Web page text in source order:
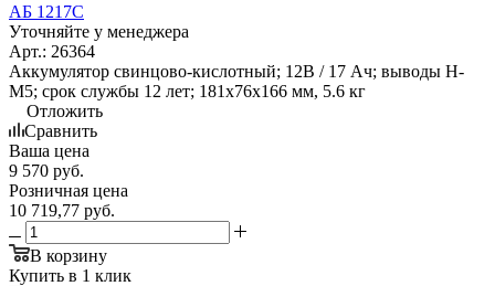
АБ 1217С
Уточняйте у менеджера
Арт.: 26364
Аккумулятор свинцово-кислотный; 12В / 17 Ач; выводы Н-
М5; срок службы 12 лет; 181х76х166 мм, 5.6 кг
Отложить
Сравнить
Ваша цена
9 570 руб.
Розничная цена
10 719,77 руб.
В корзину
Купить в 1 клик